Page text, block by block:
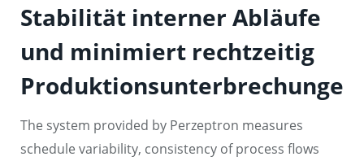
Stabilität interner Abläufe
und minimiert rechtzeitig
Produktionsunterbrechungen
The system provided by Perzeptron measures
schedule variability, consistency of process flows